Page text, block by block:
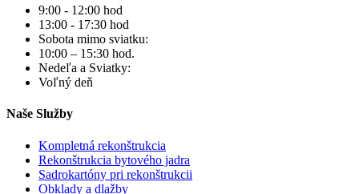
9:00 - 12:00 hod
13:00 - 17:30 hod
Sobota mimo sviatku:
10:00 – 15:30 hod.
Nedeľa a Sviatky:
Voľný deň
Naše Služby
Kompletná rekonštrukcia
Rekonštrukcia bytového jadra
Sadrokartóny pri rekonštrukcii
Obklady a dlažby